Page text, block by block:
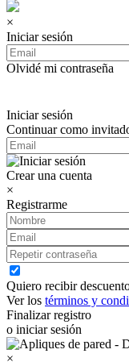
×
Iniciar sesión
Olvidé mi contraseña
Iniciar sesión
Continuar como
Crear una cuenta
×
Registrarme
Quiero recibir
Ver los términos y
Finalizar registro
o iniciar sesión
×